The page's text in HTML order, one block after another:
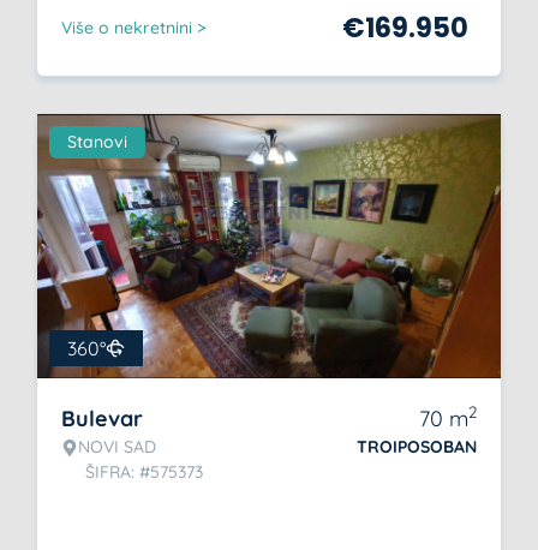
Više o nekretnini > €169.950
Stanovi
360°
Bulevar
NOVI SAD
ŠIFRA: #575373
70 m2
TROIPOSOBAN